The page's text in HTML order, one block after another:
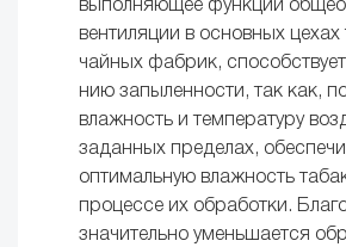
выполняющее функции
вентиляции в ос­новных цехах
чайных фабрик,
нию запыленности, так как,
влажность и темпера­туру
заданных пределах,
оптимальную влажность
процессе их обработки.
значительно уменьшается